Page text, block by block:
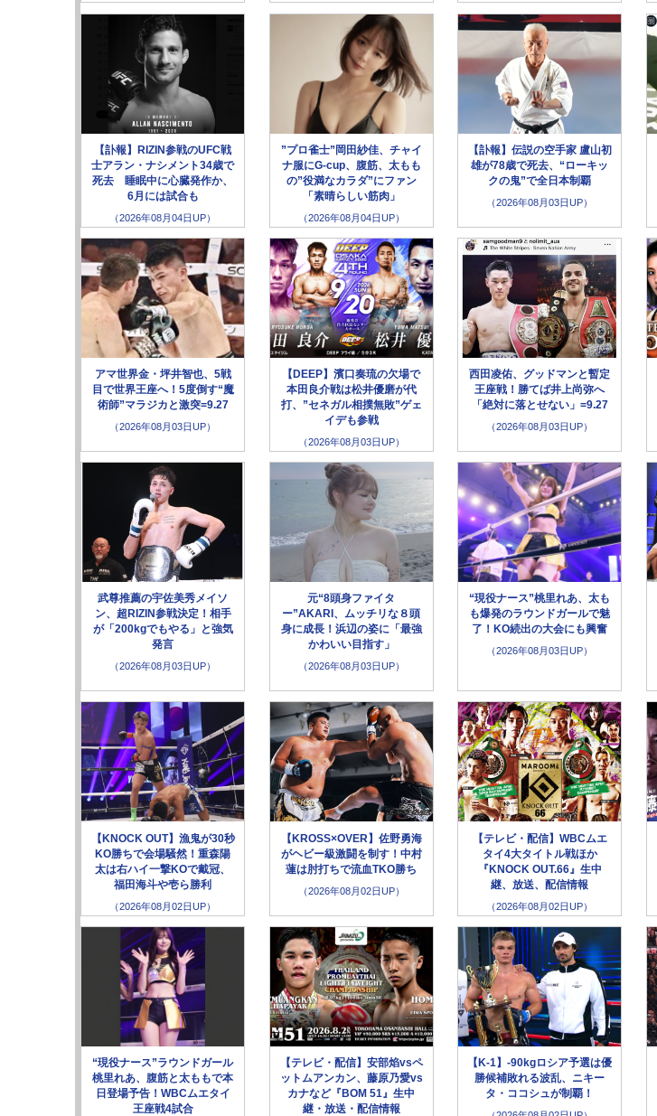
【訃報】RIZIN参戦のUFC戦
士アラン・ナシメント34歳で
死去 睡眠中に心臓発作か、
6月には試合も
（2026年08月04日UP）
”プロ雀士”岡田紗佳、チャイ
ナ服にG-cup、腹筋、太もも
の”役満なカラダ”にファン
「素晴らしい筋肉」
（2026年08月04日UP）
【訃報】伝説の空手家 盧山初
雄が78歳で死去、“ローキッ
クの鬼”で全日本制覇
（2026年08月03日UP）
アマ世界金・坪井智也、5戦
目で世界王座へ！5度倒す“魔
術師”マラジカと激突=9.27
（2026年08月03日UP）
【DEEP】濱口奏琉の欠場で
本田良介戦は松井優磨が代
打、”セネガル相撲無敗”ゲェ
イデも参戦
（2026年08月03日UP）
西田凌佑、グッドマンと暫定
王座戦！勝てば井上尚弥へ
「絶対に落とせない」=9.27
（2026年08月03日UP）
武尊推薦の宇佐美秀メイソ
ン、超RIZIN参戦決定！相手
が「200kgでもやる」と強気
発言
（2026年08月03日UP）
元“8頭身ファイタ
ー”AKARI、ムッチリな８頭
身に成長！浜辺の姿に「最強
かわいい目指す」
（2026年08月03日UP）
“現役ナース”桃里れあ、太も
も爆発のラウンドガールで魅
了！KO続出の大会にも興奮
（2026年08月03日UP）
【KNOCK OUT】漁鬼が30秒
KO勝ちで会場騒然！重森陽
太は右ハイ一撃KOで戴冠、
福田海斗や壱ら勝利
（2026年08月02日UP）
【KROSS×OVER】佐野勇海
がヘビー級激闘を制す！中村
蓮は肘打ちで流血TKO勝ち
（2026年08月02日UP）
【テレビ・配信】WBCムエ
タイ4大タイトル戦ほか
『KNOCK OUT.66』生中
継、放送、配信情報
（2026年08月02日UP）
“現役ナース”ラウンドガール
桃里れあ、腹筋と太ももで本
日登場予告！WBCムエタイ
王座戦4試合
【テレビ・配信】安部焰vsペ
ットムアンカン、藤原乃愛vs
カナなど『BOM 51』生中
継・放送・配信情報
【K-1】-90kgロシア予選は優
勝候補敗れる波乱、ニキー
タ・ココシュが制覇！